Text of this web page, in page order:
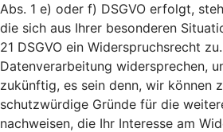
Abs. 1 e) oder f) DSGVO erfolgt,
die sich aus Ihrer besonderen
21 DSGVO ein Widerspruchsrecht
Datenverarbeitung widersprechen,
zukünftig, es sein denn, wir können
schutzwürdige Gründe für die
nachweisen, die Ihr Interesse am